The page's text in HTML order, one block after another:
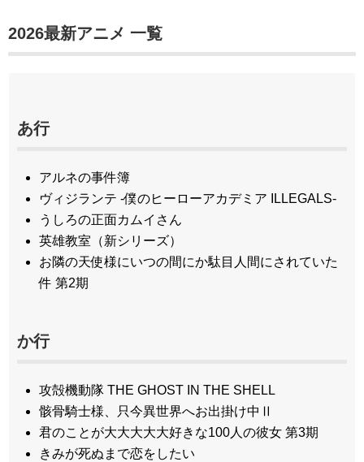
2026最新アニメ 一覧
あ行
アルネの事件簿
ヴィジランテ -僕のヒーローアカデミア ILLEGALS-
うしろの正面カムイさん
英雄教室（新シリーズ）
お隣の天使様にいつの間にか駄目人間にされていた
件 第2期
か行
攻殻機動隊 THE GHOST IN THE SHELL
骸骨騎士様、只今異世界へお出掛け中Ⅱ
君のことが大大大大大好きな100人の彼女 第3期
きみが死ぬまで恋をしたい